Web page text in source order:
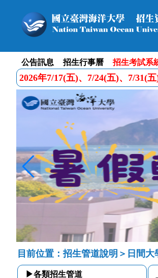
公告訊息 招生行事曆 招生考試系
2026年7/17(五)、7/24(五)、7/31(
目前位置：招生管道說明＞日間
▶各類招生管道